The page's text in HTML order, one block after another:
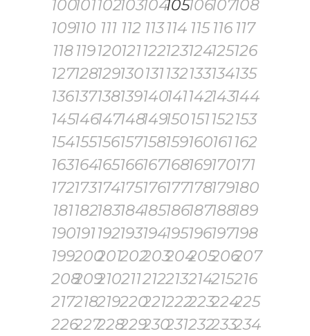
100101102103104105106107108
109110 111 112 113 114 115 116 117
118 119120121122123124125126
127128129130131132133134135
136137138139140141142143144
145146147148149150151152153
154155156157158159160161162
163164165166167168169170171
172173174175176177178179180
181182183184185186187188189
190191192193194195196197198
199200201202203204205206207
208209210211212213214215216
217218219220221222223224225
226227228229230231232233234